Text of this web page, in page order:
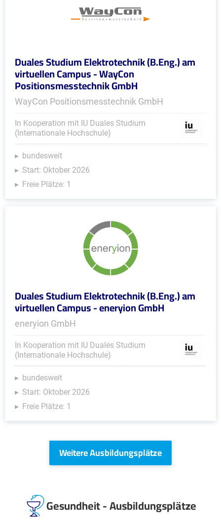
Duales Studium Elektrotechnik (B.Eng.) am
virtuellen Campus - WayCon
Positionsmesstechnik GmbH
WayCon Positionsmesstechnik GmbH
In Kooperation mit IU Duales Studium
(Internationale Hochschule)
bundesweit
Start: Oktober 2026
Freie Plätze: 1
Duales Studium Elektrotechnik (B.Eng.) am
virtuellen Campus - eneryion GmbH
eneryion GmbH
In Kooperation mit IU Duales Studium
(Internationale Hochschule)
bundesweit
Start: Oktober 2026
Freie Plätze: 1
Weitere Ausbildungsplätze
Gesundheit - Ausbildungsplätze